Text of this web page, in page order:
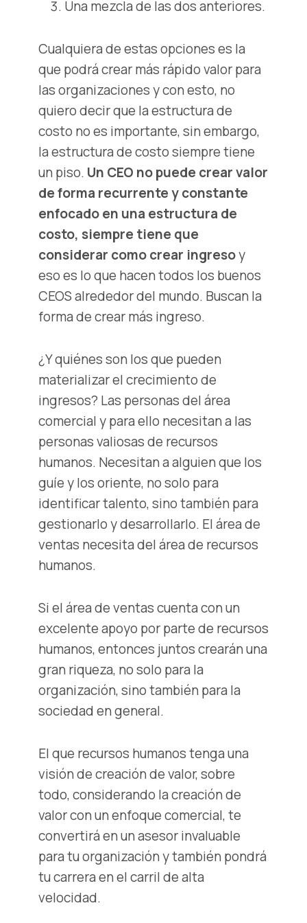
Una mezcla de las dos anteriores.
Cualquiera de estas opciones es la
que podrá crear más rápido valor para
las organizaciones y con esto, no
quiero decir que la estructura de
costo no es importante, sin embargo,
la estructura de costo siempre tiene
un piso. Un CEO no puede crear valor
de forma recurrente y constante
enfocado en una estructura de
costo, siempre tiene que
considerar como crear ingresoy
eso es lo que hacen todos los buenos
CEOS alrededor del mundo. Buscan la
forma de crear más ingreso.
¿Y quiénes son los que pueden
materializar el crecimiento de
ingresos? Las personas del área
comercial y para ello necesitan a las
personas valiosas de recursos
humanos. Necesitan a alguien que los
guíe y los oriente, no solo para
identificar talento, sino también para
gestionarlo y desarrollarlo. El área de
ventas necesita del área de recursos
humanos.
Si el área de ventas cuenta con un
excelente apoyo por parte de recursos
humanos, entonces juntos crearán una
gran riqueza, no solo para la
organización, sino también para la
sociedad en general.
El que recursos humanos tenga una
visión de creación de valor, sobre
todo, considerando la creación de
valor con un enfoque comercial, te
convertirá en un asesor invaluable
para tu organización y también pondrá
tu carrera en el carril de alta
velocidad.